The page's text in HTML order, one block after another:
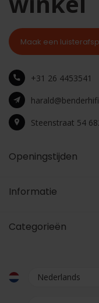
Maak een
+31 26 4453541
Steenstraat 54
Openingstijden
Informatie
Categorieën